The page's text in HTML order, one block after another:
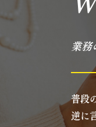
業務
普段
逆に